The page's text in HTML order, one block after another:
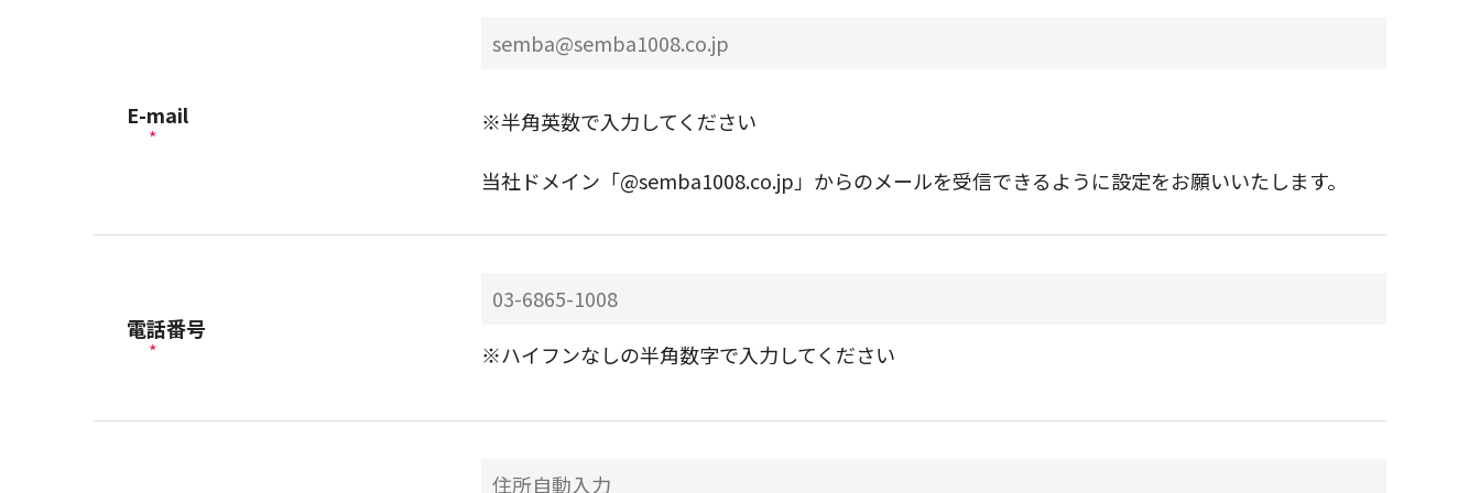
E-mail
*
※半角英数で入力してください
当社ドメイン「@semba1008.co.jp」からのメールを受信できるように設定をお願いいたします。
電話番号
* ※ハイフンなしの半角数字で入力してください